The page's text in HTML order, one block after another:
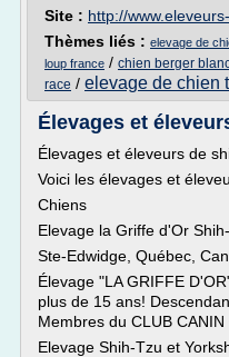
Site : http://
Thèmes liés : elevage de
loup france / chien berger
race / elevage de chien
Élevages et
Élevages et éleveurs de
Voici les élevages et
Chiens
Elevage la Griffe d'Or
Ste-Edwidge, Québec,
Élevage "LA GRIFFE
plus de 15 ans!
Membres du CLUB CANIN
Elevage Shih-Tzu et